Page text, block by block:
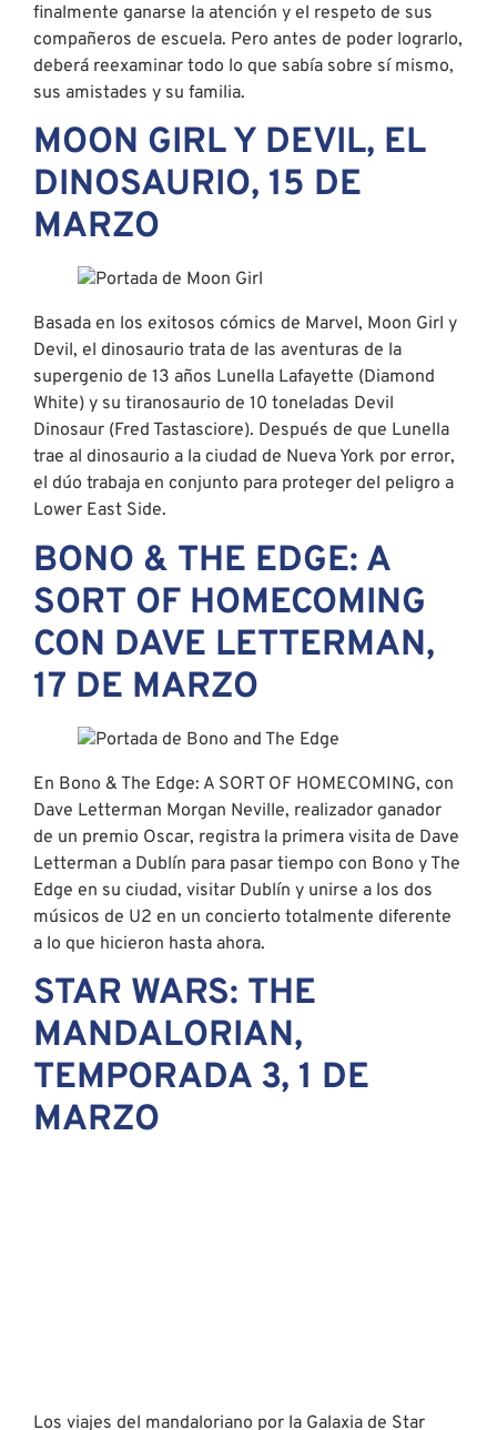
finalmente ganarse la atención y el respeto de sus
compañeros de escuela. Pero antes de poder lograrlo,
deberá reexaminar todo lo que sabía sobre sí mismo,
sus amistades y su familia.
MOON GIRL Y DEVIL, EL
DINOSAURIO, 15 DE
MARZO
Basada en los exitosos cómics de Marvel, Moon Girl y
Devil, el dinosaurio trata de las aventuras de la
supergenio de 13 años Lunella Lafayette (Diamond
White) y su tiranosaurio de 10 toneladas Devil
Dinosaur (Fred Tastasciore). Después de que Lunella
trae al dinosaurio a la ciudad de Nueva York por error,
el dúo trabaja en conjunto para proteger del peligro a
Lower East Side.
BONO & THE EDGE: A
SORT OF HOMECOMING
CON DAVE LETTERMAN,
17 DE MARZO
En Bono & The Edge: A SORT OF HOMECOMING, con
Dave Letterman Morgan Neville, realizador ganador
de un premio Oscar, registra la primera visita de Dave
Letterman a Dublín para pasar tiempo con Bono y The
Edge en su ciudad, visitar Dublín y unirse a los dos
músicos de U2 en un concierto totalmente diferente
a lo que hicieron hasta ahora.
STAR WARS: THE
MANDALORIAN,
TEMPORADA 3, 1 DE
MARZO